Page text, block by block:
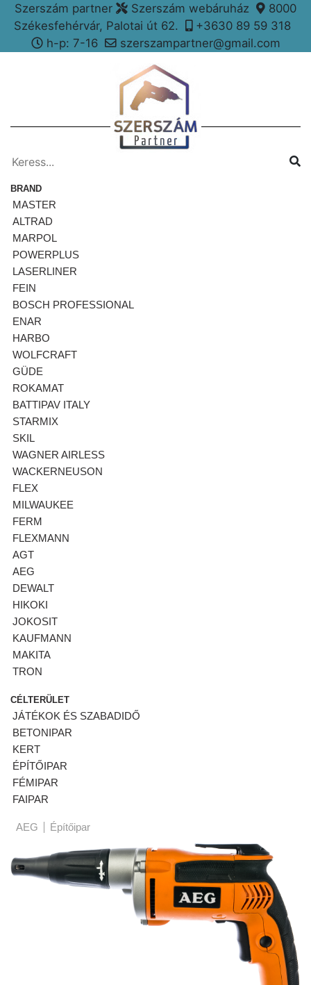
Szerszám partner Szerszám webáruház
8000
Székesfehérvár, Palotai út 62.
+3630 89 59 318
h-p: 7-16
szerszampartner@gmail.com
BRAND
MASTER
ALTRAD
MARPOL
POWERPLUS
LASERLINER
FEIN
BOSCH PROFESSIONAL
ENAR
HARBO
WOLFCRAFT
GÜDE
ROKAMAT
BATTIPAV ITALY
STARMIX
SKIL
WAGNER AIRLESS
WACKERNEUSON
FLEX
MILWAUKEE
FERM
FLEXMANN
AGT
AEG
DEWALT
HIKOKI
JOKOSIT
KAUFMANN
MAKITA
TRON
CÉLTERÜLET
JÁTÉKOK ÉS SZABADIDŐ
BETONIPAR
KERT
ÉPÍTŐIPAR
FÉMIPAR
FAIPAR
AEG Építőipar